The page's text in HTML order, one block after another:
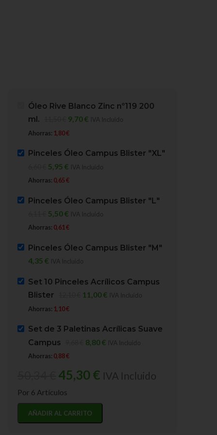
200 ml.
Sennelier Materiales Bellas Artes
En stock
9,70
IVA Incluido
N130332119
230 g
Sennelier Materiales Bellas
Suave Campus
9,68
PESO
Óleo Rive Blanco Zinc nº119 200
ml.
9,70€ IVA Incluido
Ahorras: 1,80€
Pinceles Óleo Campus Blister "XL"
5,95 € IVA Incluido
Ahorras: 0,65€
Pinceles Óleo Campus Blister "L"
5,50€ IVA Incluido
Ahorras: 0,61€
Pinceles Óleo Campus Blister "M"
4,35 € IVA Incluido
Set 10 Pinceles Acrílicos Campus
Blister
11,00€ IVA Incluido
Ahorras: 1,10€
Set de 3 Paletinas Acrílicas Suave
Campus
8,80€ IVA Incluido
Ahorras: 0,88€
45,30€ IVA Incluido
Por 6 Artículos
AÑADIR AL CARRITO